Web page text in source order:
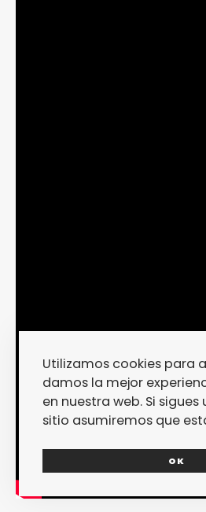
Utilizamos cookies para
damos la mejor
en nuestra web. Si
sitio asumiremos que
OK